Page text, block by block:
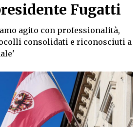
Fugatti
agito con professionalità,
consolidati e riconosciuti a